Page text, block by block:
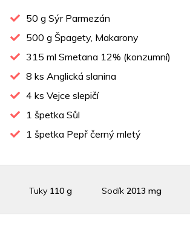
50 g Sýr Parmezán
500 g Špagety, Makarony
315 ml Smetana 12% (konzumní)
8 ks Anglická slanina
4 ks Vejce slepičí
1 špetka Sůl
1 špetka Pepř černý mletý
Tuky 110 g Sodík 2013 mg